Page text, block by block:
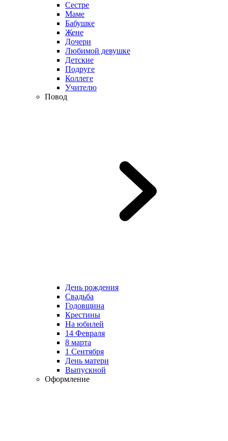
Сестре
Маме
Бабушке
Жене
Дочери
Любимой девушке
Детские
Подруге
Коллеге
Учителю
Повод
День рождения
Свадьба
Годовщина
Крестины
На юбилей
14 Февраля
8 марта
1 Сентября
День матери
Выпускной
Оформление